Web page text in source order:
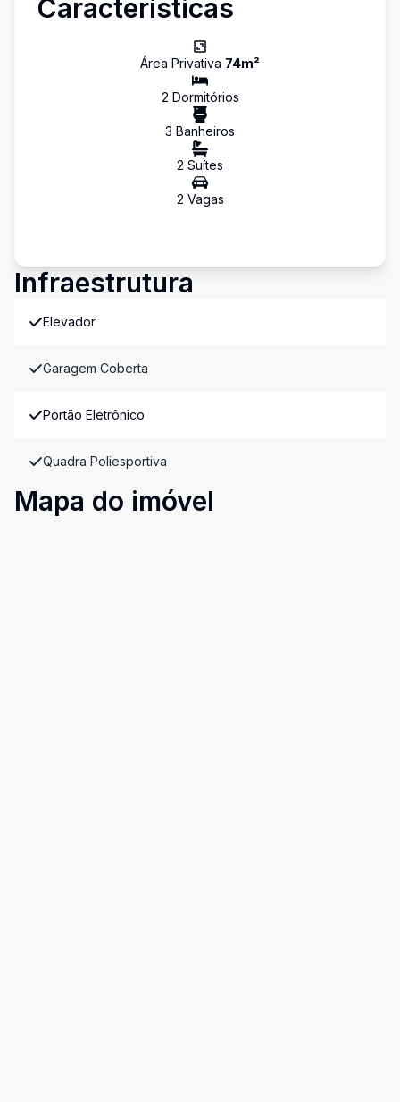
Características
Área Privativa 74m²
2 Dormitórios
3 Banheiros
2 Suítes
2 Vagas
Infraestrutura
Elevador
Garagem Coberta
Portão Eletrônico
Quadra Poliesportiva
Mapa do imóvel